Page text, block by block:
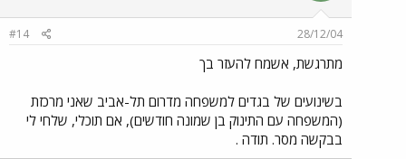
28/12/04
#14
מתרגשת, אשמח להעזר בך
בשינועים של בגדים למשפחה מדרום תל-אביב שאני מרכזת
(המשפחה עם התינוק בן שמונה חודשים), אם תוכלי, שלחי לי
בבקשה מסר. תודה .